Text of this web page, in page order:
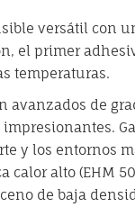
versátil con
el primer
temperaturas.
avanzados de
y los entornos
alto (EHM
de baja